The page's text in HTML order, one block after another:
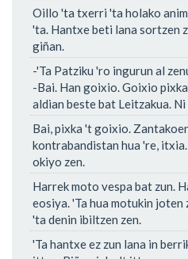
Oillo 'ta txerri 'ta holako
'ta. Hantxe beti lana sortzen
giñan.
-'Ta Patziku 'ro ingurun al
-Bai. Han goixio. Goixio
aldian beste bat Leitzakua.
Bai, pixka 't goixio.
kontrabandistan hua 're,
okiyo zen.
Harrek moto vespa bat zun.
eosiya. 'Ta hua motukin joten
'ta denin ibiltzen zen.
'Ta hantxe ez zun lana in